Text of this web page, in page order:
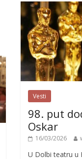
Vesti
98. put
Oskar
16/03/2026
U Dolbi teatru u